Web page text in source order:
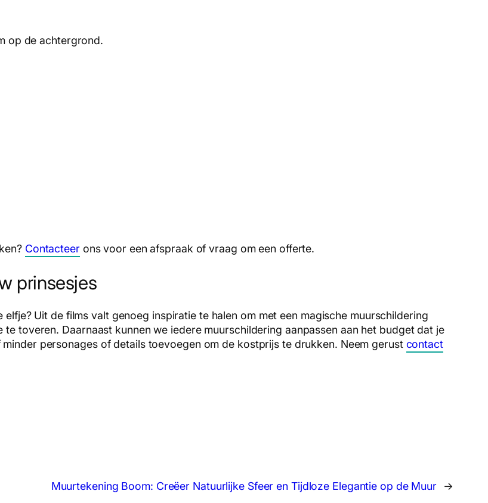
op de achtergrond.
Contacteer ons voor een afspraak of vraag om een offerte.
prinsesjes
Uit de films valt genoeg inspiratie te halen om met een magische muurschildering
toveren. Daarnaast kunnen we iedere muurschildering aanpassen aan het budget dat je
personages of details toevoegen om de kostprijs te drukken. Neem gerust contact
Muurtekening Boom: Creëer Natuurlijke Sfeer en Tijdloze Elegantie op de Muur →